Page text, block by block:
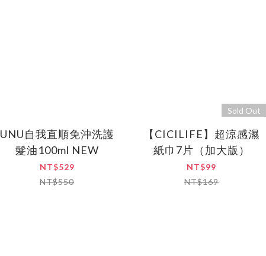
UNU自我直順免沖洗護
髮油100ml NEW
NT$529
NT$550
Sold Out
【CICILIFE】超涼感濕
紙巾7片（加大版）
NT$99
NT$169